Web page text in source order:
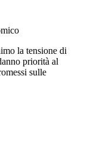
la tensione di
priorità al
sulle